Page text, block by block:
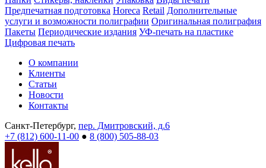
Предпечатная подготовка Horeca Retail Дополнительные
услуги и возможности полиграфии Оригинальная полиграфия
Пакеты Периодические издания УФ-печать на пластике
Цифровая печать
О компании
Клиенты
Статьи
Новости
Контакты
Санкт-Петербург, пер. Дмитровский, д.6
+7 (812) 600-11-00 ● 8 (800) 505-88-03